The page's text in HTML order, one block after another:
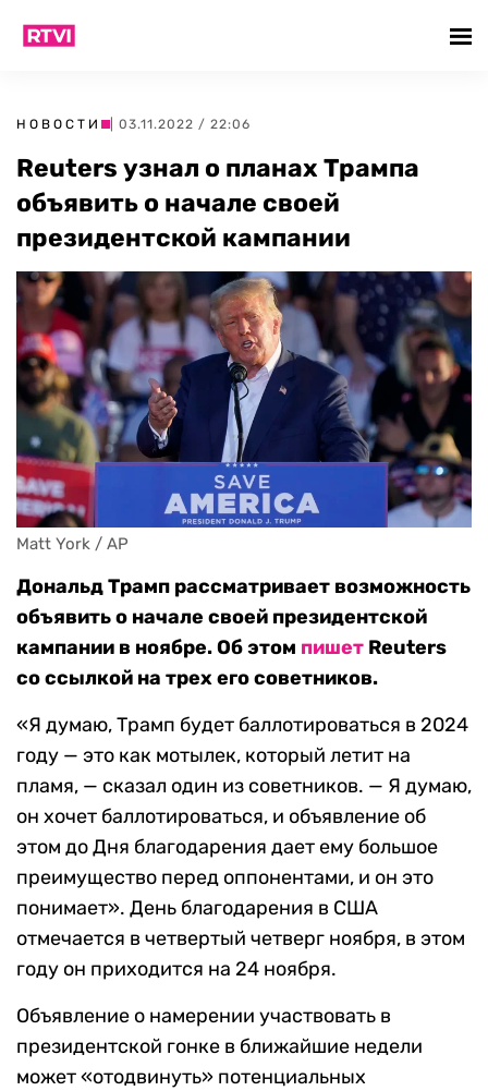
НОВОСТИ | 03.11.2022 / 22:06
Reuters узнал о планах Трампа
объявить о начале своей
президентской кампании
Matt York / AP
Дональд Трамп рассматривает возможность
объявить о начале своей президентской
кампании в ноябре. Об этом пишет Reuters
со ссылкой на трех его советников.
«Я думаю, Трамп будет баллотироваться в 2024
году — это как мотылек, который летит на
пламя, — сказал один из советников. — Я думаю,
он хочет баллотироваться, и объявление об
этом до Дня благодарения дает ему большое
преимущество перед оппонентами, и он это
понимает». День благодарения в США
отмечается в четвертый четверг ноября, в этом
году он приходится на 24 ноября.
Объявление о намерении участвовать в
президентской гонке в ближайшие недели
может «отодвинуть» потенциальных